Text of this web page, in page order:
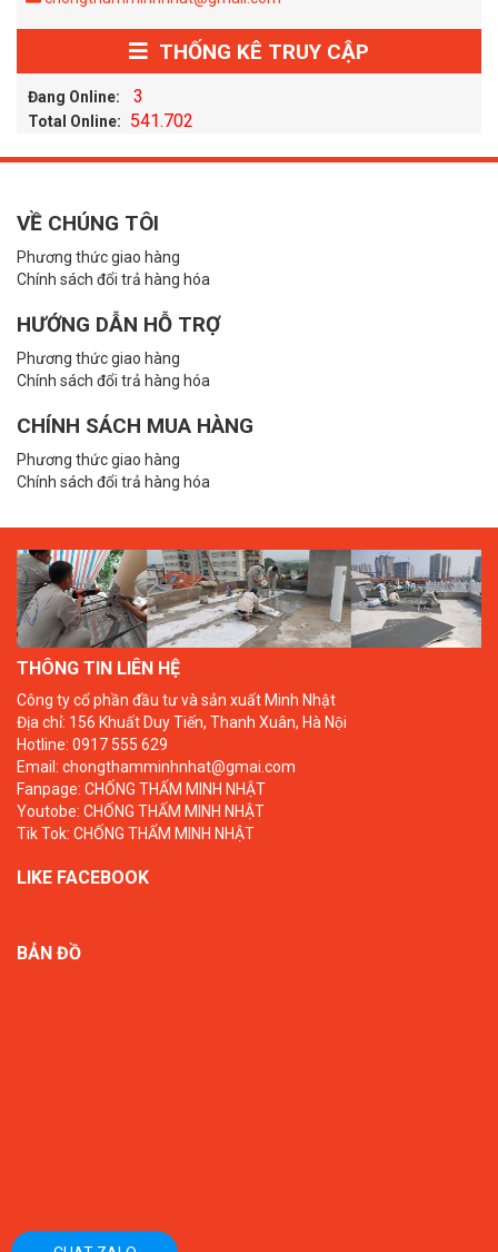
THỐNG KÊ TRUY CẬP
Đang Online: 3
Total Online: 541.702
VỀ CHÚNG TÔI
Phương thức giao hàng
Chính sách đổi trả hàng hóa
HƯỚNG DẪN HỖ TRỢ
Phương thức giao hàng
Chính sách đổi trả hàng hóa
CHÍNH SÁCH MUA HÀNG
Phương thức giao hàng
Chính sách đổi trả hàng hóa
THÔNG TIN LIÊN HỆ
Công ty cổ phần đầu tư và sản xuất Minh Nhật
Địa chỉ: 156 Khuất Duy Tiến, Thanh Xuân, Hà Nội
Hotline: 0917 555 629
Email: chongthamminhnhat@gmai.com
Fanpage: CHỐNG THẤM MINH NHẬT
Youtobe: CHỐNG THẤM MINH NHẬT
Tik Tok: CHỐNG THẤM MINH NHẬT
LIKE FACEBOOK
BẢN ĐỒ